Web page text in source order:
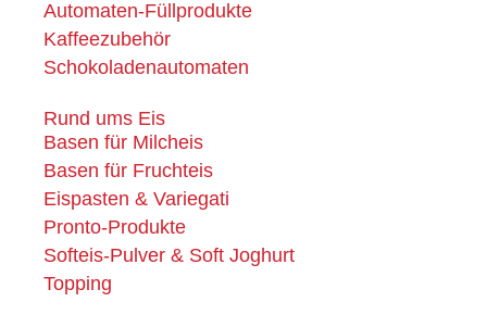
Automaten-Füllprodukte
Kaffeezubehör
Schokoladenautomaten
Rund ums Eis
Basen für Milcheis
Basen für Fruchteis
Eispasten & Variegati
Pronto-Produkte
Softeis-Pulver & Soft Joghurt
Topping